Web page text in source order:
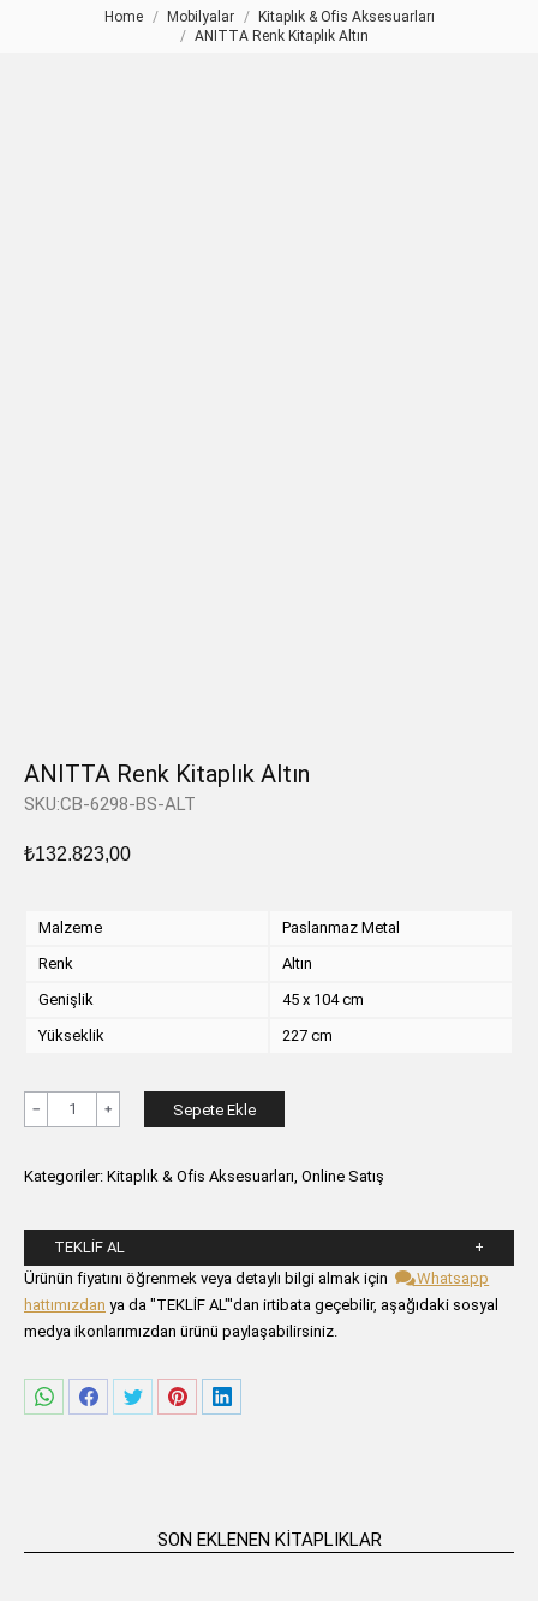
You are here:Home Mobilyalar
Kitaplık & Ofis Aksesuarları
ANITTA Renk Kitaplık Altın
ANITTA Renk Kitaplık Altın
SKU:CB-6298-BS-ALT
₺132.823,00
Malzeme
Paslanmaz Metal
Renk
Altın
Genişlik
45 x 104 cm
Yükseklik
227 cm
ANITTA
Renk
Altın
Sepete Ekle
Kategoriler: Kitaplık & Ofis Aksesuarları, Online Satış
TEKLIF AL
Lütfen aşağıdaki formu alanlarını doldurunuz.
Ürünün fiyatını öğrenmek veya detaylı bilgi almak için
Whatsapp
hattımızdan ya da "TEKLİF AL"'dan irtibata geçebilir, aşağıdaki sosyal
medya ikonlarımızdan ürünü paylaşabilirsiniz.
ShareShareShareShareShare
SON EKLENEN KITAPLIKLAR